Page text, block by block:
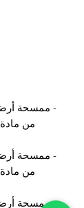
من مادة EVA (للبلاط) - (EP-112K)
من مادة EVA (للبلاط) - (EP-113K)